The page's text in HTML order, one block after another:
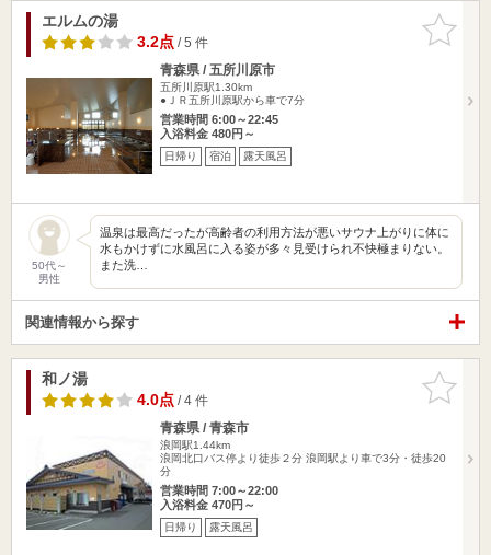
お気に入
りに追加
エルムの湯
3.2点/ 5 件
青森県 / 五所川原市
五所川原駅1.30km
●ＪＲ五所川原駅から車で7分
営業時間 6:00～22:45
入浴料金 480円～
日帰り 宿泊 露天風呂
50代～
男性
温泉は最高だったが高齢者の利用方法が悪いサウナ上がりに体に
水もかけずに水風呂に入る姿が多々見受けられ不快極まりない。
また洗…
関連情報から探す
お気に入
りに追加
和ノ湯
4.0点/ 4 件
青森県 / 青森市
浪岡駅1.44km
浪岡北口バス停より徒歩２分 浪岡駅より車で3分・徒歩20
分
営業時間 7:00～22:00
入浴料金 470円～
日帰り 露天風呂